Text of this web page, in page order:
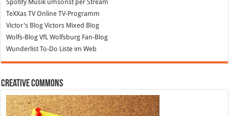
SpotifyMusik umsonst per Stream
TeXXas TVOnline TV-Programm
Victor's Blog Victors Mixed Blog
Wolfs-Blog VfL Wolfsburg Fan-Blog
WunderlistTo-Do Liste im Web
Creative Commons